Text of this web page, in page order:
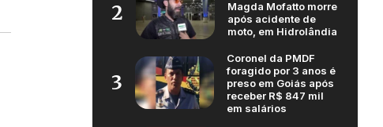
2
Magda Mofatto morre
após acidente de
moto, em Hidrolândia
3
Coronel da PMDF
foragido por 3 anos é
preso em Goiás após
receber R$ 847 mil
em salários